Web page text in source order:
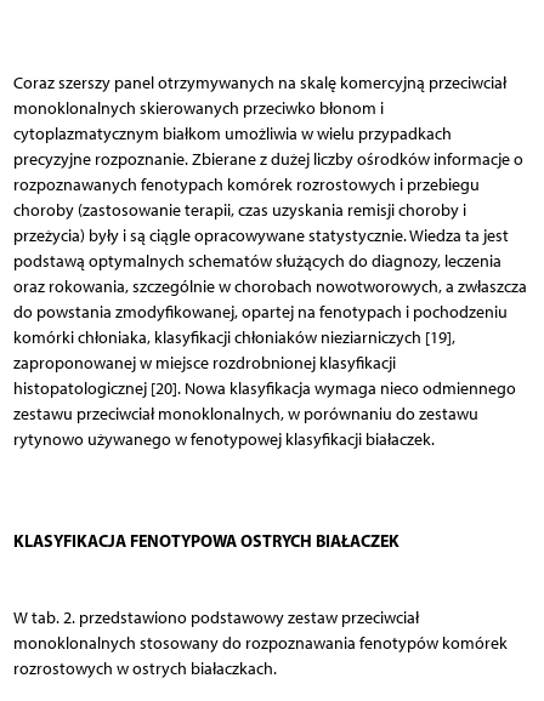
Coraz szerszy panel otrzymywanych na skalę komercyjną przeciwciał
monoklonalnych skierowanych przeciwko błonom i
cytoplazmatycznym białkom umożliwia w wielu przypadkach
precyzyjne rozpoznanie. Zbierane z dużej liczby ośrodków informacje o
rozpoznawanych fenotypach komórek rozrostowych i przebiegu
choroby (zastosowanie terapii, czas uzyskania remisji choroby i
przeżycia) były i są ciągle opracowywane statystycznie. Wiedza ta jest
podstawą optymalnych schematów służących do diagnozy, leczenia
oraz rokowania, szczególnie w chorobach nowotworowych, a zwłaszcza
do powstania zmodyfikowanej, opartej na fenotypach i pochodzeniu
komórki chłoniaka, klasyfikacji chłoniaków nieziarniczych [19],
zaproponowanej w miejsce rozdrobnionej klasyfikacji
histopatologicznej [20]. Nowa klasyfikacja wymaga nieco odmiennego
zestawu przeciwciał monoklonalnych, w porównaniu do zestawu
rytynowo używanego w fenotypowej klasyfikacji białaczek.
KLASYFIKACJA FENOTYPOWA OSTRYCH BIAŁACZEK
W tab. 2. przedstawiono podstawowy zestaw przeciwciał
monoklonalnych stosowany do rozpoznawania fenotypów komórek
rozrostowych w ostrych białaczkach.